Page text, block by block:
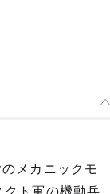
メカニックモ
ト軍の機動兵